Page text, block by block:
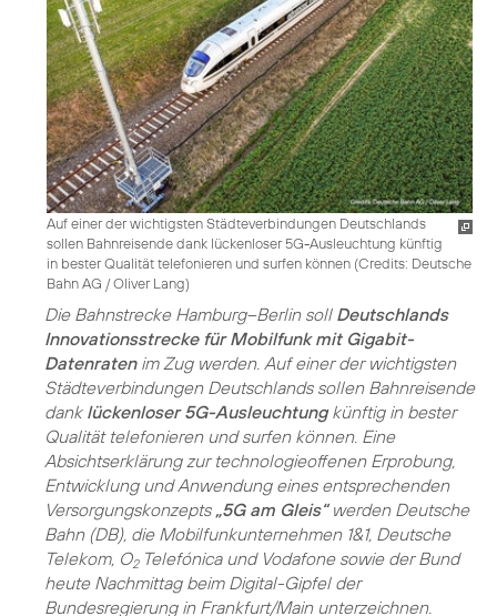
Auf einer der wichtigsten Städteverbindungen Deutschlands
sollen Bahnreisende dank lückenloser 5G-Ausleuchtung künftig
in bester Qualität telefonieren und surfen können (Credits: Deutsche
Bahn AG / Oliver Lang)
Die Bahnstrecke Hamburg–Berlin soll Deutschlands
Innovationsstrecke für Mobilfunk mit Gigabit-
Datenratenim Zug werden. Auf einer der wichtigsten
Städteverbindungen Deutschlands sollen Bahnreisende
dank lückenloser 5G-Ausleuchtungkünftig in bester
Qualität telefonieren und surfen können. Eine
Absichtserklärung zur technologieoffenen Erprobung,
Entwicklung und Anwendung eines entsprechenden
Versorgungskonzepts „5G am Gleis“werden Deutsche
Bahn (DB), die Mobilfunk­unternehmen 1&1, Deutsche
Telekom, O2Telefónica und Vodafone sowie der Bund
heute Nachmittag beim Digital-Gipfel der
Bundesregierung in Frankfurt/Main unterzeichnen.